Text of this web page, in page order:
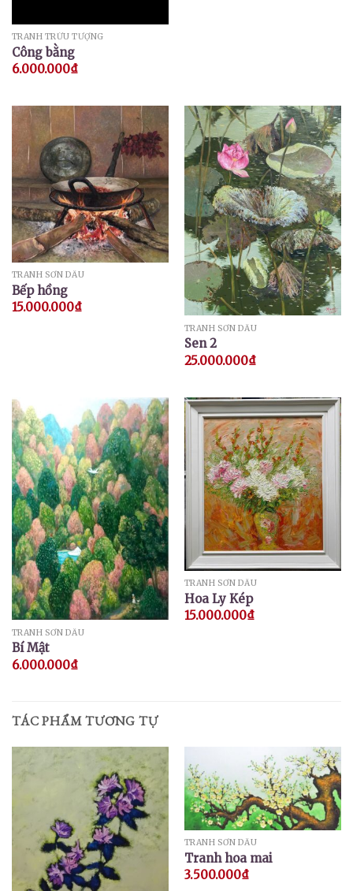
TRANH TRỪU TƯỢNG
Công bằng
6.000.000₫
TRANH SƠN DẦU
Bếp hồng
15.000.000₫
TRANH SƠN DẦU
Sen 2
25.000.000₫
TRANH SƠN DẦU
Bí Mật
6.000.000₫
TRANH SƠN DẦU
Hoa Ly Kép
15.000.000₫
TÁC PHẨM TƯƠNG TỰ
TRANH SƠN DẦU
Tranh hoa mai
3.500.000₫